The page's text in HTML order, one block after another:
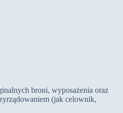
broni, wyposażenia oraz
(jak celownik,